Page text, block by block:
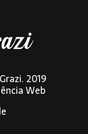
2019
Web